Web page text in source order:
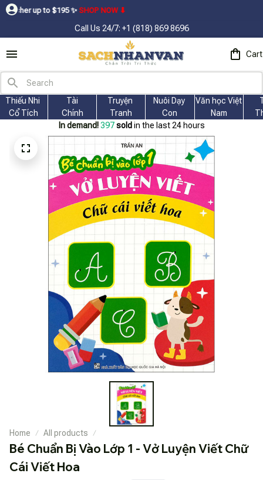
ㅤ ✨ㅤSHOP NOW ⬇
Call Us 24/7: +1 (818) 869 8696
Cart
Thiếu Nhi
Cổ Tích
Tài
Chính
Truyện
Tranh
Nuôi Dạy
Con
Văn học Việt
Nam
In demand! 398 sold in the last 24 hours
Home All products
Bé Chuẩn Bị Vào Lớp 1 - Vở Luyện Viết Chữ
Cái Viết Hoa